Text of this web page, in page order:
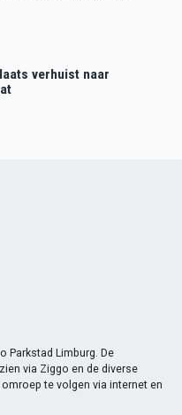
verhuist naar
Parkstad Limburg. De
via Ziggo en de diverse
te volgen via internet en